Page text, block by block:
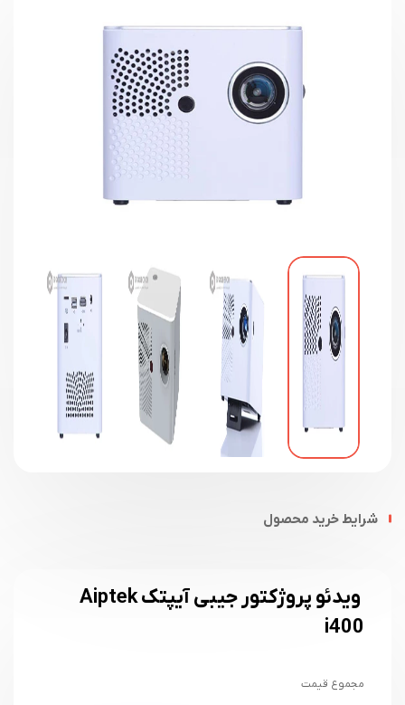
شرایط خرید محصول
ویدئو پروژکتور جیبی آیپتک Aiptek
i400
مجموع قیمت